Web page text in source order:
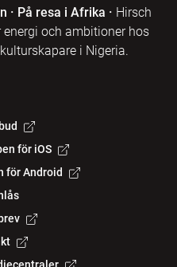
· På resa i Afrika · Hirsch
energi och ambitioner hos
i Nigeria.
för iOS
för Android